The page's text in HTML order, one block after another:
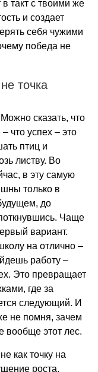
в такт с твоими же
и создает
себя чужими
победа не
точка
сказать, что
что успех – это
птиц и
листву. Во
в эту самую
только в
до
Чаще
вариант.
на отлично –
работу –
Это превращает
где за
следующий. И
не помня, зачем
вообще этот лес.
как точку на
роста,